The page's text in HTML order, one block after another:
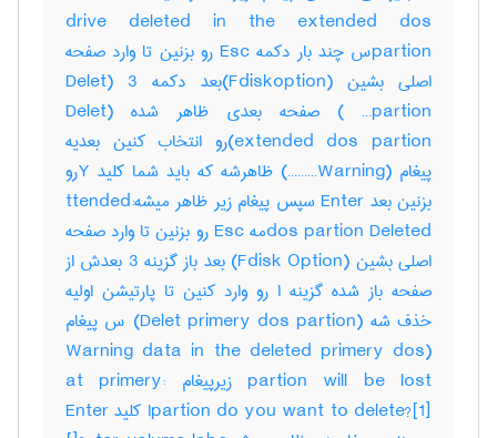
drive deleted in the extended dos
partionس چند بار دکمه Esc رو بزنین تا وارد صفحه
اصلی بشین (Fdiskoption)بعد دکمه 3 (Delet
partion… ) صفحه بعدی ظاهر شده (Delet
extended dos partion)رو انتخاب کنین بعدیه
پیغام (Warning………) ظاهرشه که باید شما کلید Yرو
بزنین بعد Enter سپس پیغام زیر ظاهر میشه:ttended
dos partion Deletedمه Esc رو بزنین تا وارد صفحه
اصلی بشین (Fdisk Option) بعد باز گزینه 3 بعدش از
صفحه باز شده گزینه ا رو وارد کنین تا پارتیشن اولیه
خذف شه (Delet primery dos partion) س پیغام
(Warning data in the deleted primery dos
partion will be lost زیرپیغام :at primery
partion do you want to delete?[1]ا کلید Enter